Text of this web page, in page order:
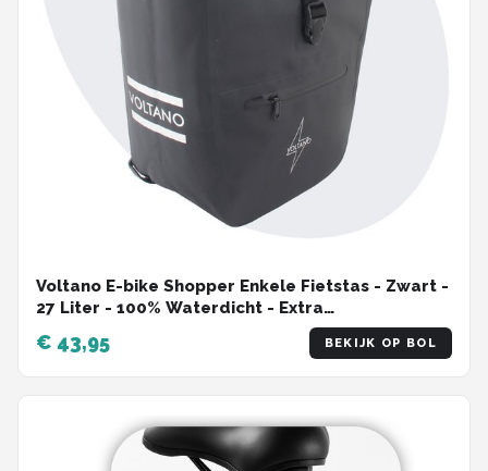
Voltano E-bike Shopper Enkele Fietstas - Zwart -
27 Liter - 100% Waterdicht - Extra
€ 43,95 BEKIJK OP BOL